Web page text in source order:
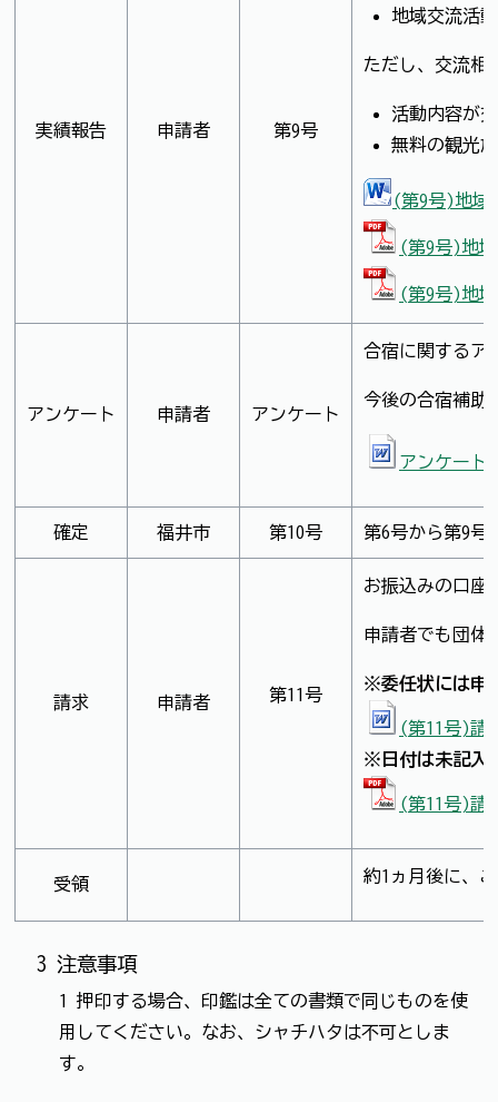
実績報告 申請者 第9号
地域交流活
ただし、交流相
活動内容が
無料の観光
(第9号)地域
(第9号)地
(第9号)地
アンケート 申請者 アンケート
合宿に関するア
今後の合宿補助
アンケート
確定 福井市 第10号 第6号から第9号
請求 申請者 第11号
お振込みの口座
申請者でも団体
※委任状には申
(第11号)請
※日付は未記入
(第11号)請
受領 約1ヵ月後に、
3 注意事項
1 押印する場合、印鑑は全ての書類で同じものを使
用してください。なお、シャチハタは不可としま
す。